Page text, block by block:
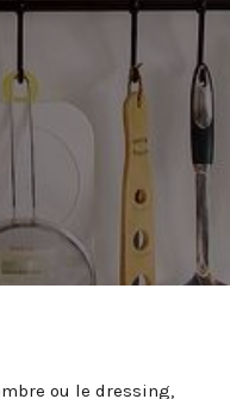
ou le dressing,